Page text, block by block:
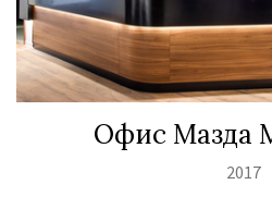
Офис Мазда
2017